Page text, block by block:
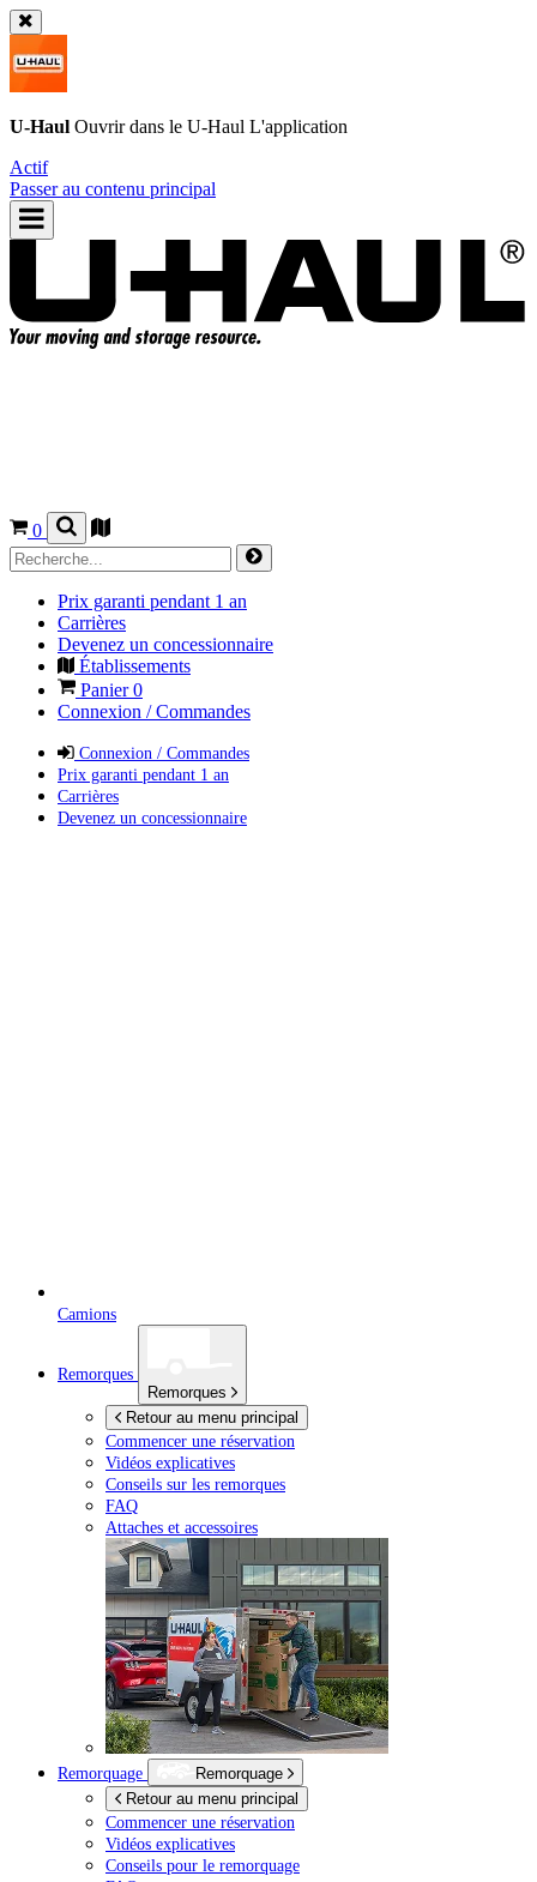
U-Haul Ouvrir dans le U-Haul L'application
Actif
Passer au contenu principal
0
Prix garanti pendant 1 an
Carrières
Devenez un concessionnaire
Établissements
Panier0
Connexion / Commandes
Connexion / Commandes
Prix garanti pendant 1 an
Carrières
Devenez un concessionnaire
Camions
Remorques
Remorques
Retour au menu principal
Commencer une réservation
Vidéos explicatives
Conseils sur les remorques
FAQ
Attaches et accessoires
Remorquage
Remorquage
Retour au menu principal
Commencer une réservation
Vidéos explicatives
Conseils pour le remorquage